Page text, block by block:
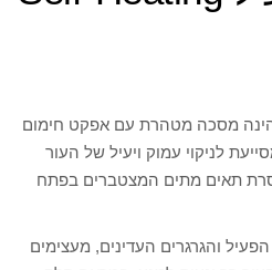
מסכה מטהרת עם אפקט חימום
לניקוי עמוק ויעיל של העור
תאים מתים המצטברים בפתח
והגרגרים העדינים, מעצימים